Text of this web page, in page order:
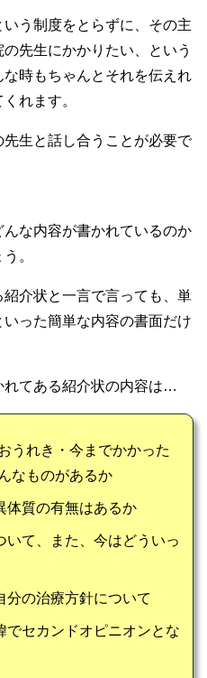
う制度をとらずに、その主
先生にかかりたい、という
時もちゃんとそれを伝えれ
れます。
生と話し合うことが必要で
な内容が書かれているのか
。
介状と一言で言っても、単
った簡単な内容の書面だけ
れてある紹介状の内容は…
うれき・今までかかった
なものがあるか
体質の有無はあるか
いて、また、今はどういっ
分の治療方針について
でセカンドオピニオンとな